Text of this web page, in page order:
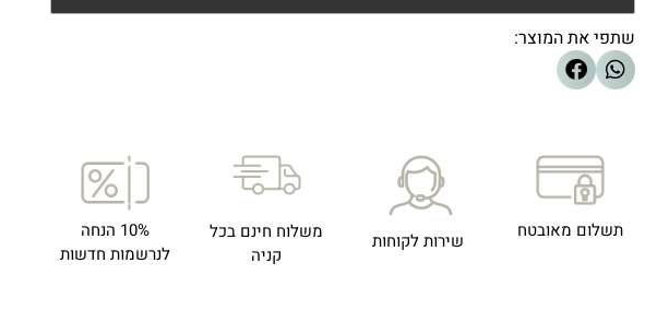
שתפי את המוצר:
תשלום מאובטח שירות לקוחות
משלוח חינם בכל
קניה
10% הנחה
לנרשמות חדשות